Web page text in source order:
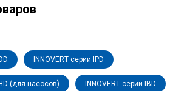
INNOVERT серии IPD
(для насосов) INNOVERT серии IBD